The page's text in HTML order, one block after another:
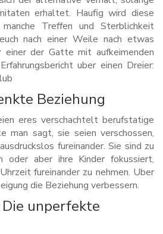
erhaltet. Haufig wird diese
Treffen und Sterblichkeit
nach einer Weile nach etwas
einer der Gatte mit aufkeimenden
uber einen Dreier:
Beziehung
eres verschachtelt berufstatige
man sagt, sie seien verschossen,
fureinander. Sie sind zu
oder aber ihre Kinder fokussiert,
fureinander zu nehmen. Uber
die Beziehung verbessern.
unperfekte